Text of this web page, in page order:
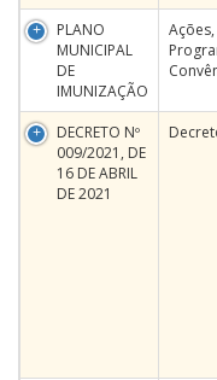
PLANO
MUNICIPAL
DE
IMUNIZAÇÃO
Ações,
DECRETO Nº
009/2021, DE
16 DE ABRIL
DE 2021